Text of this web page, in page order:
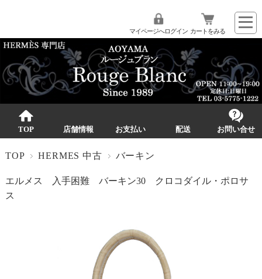
マイページへログイン カートをみる
TOP 店舗情報 お支払い 配送 お問い合せ
TOP HERMES 中古 バーキン
エルメス 入手困難 バーキン30 クロコダイル・ポロサ
ス